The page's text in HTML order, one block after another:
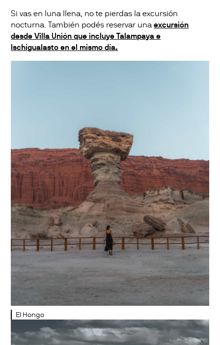
Si vas en luna llena, no te pierdas la excursión
nocturna. También podés reservar unaexcursión
desde Villa Unión que incluye Talampaya e
Ischigualasto en el mismo día.
El Hongo